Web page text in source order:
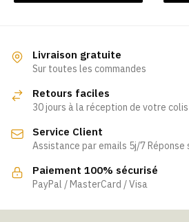
Livraison gratuite
Sur toutes les commandes
Retours faciles
30 jours à la réception de votre
Service Client
Assistance par emails 5j/7 Réponse
Paiement 100% sécurisé
PayPal / MasterCard / Visa